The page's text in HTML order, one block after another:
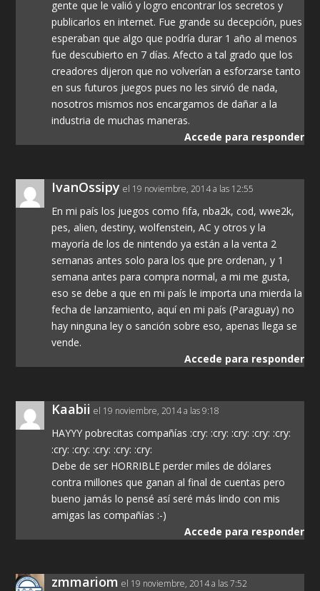
gente que le valió y logro encontrar los secretos y
publicarlos en internet. Fue grande su decepción, pues
esperaban que algo que podría durar 1 año al menos
fue descubierto en 7 días. Afecto a tal grado que los
creadores dijeron que no volverían a esforzarse tanto
en sus futuros juegos pues no les sirvió de nada,
nosotros mismos nos encargamos de dañar a la
industria de muchas maneras.
Accede para responder
IvanOssipy el 19 noviembre, 2014 a las 12:55
En mi país los juegos como fifa, nba2k, cod, wwe2k,
pes, alien, destiny, wolfenstein, AC y otros y la
mayoría de los de nintendo ya están a la venta 2
semanas antes solo para los que pre ordenan, y 1
semana antes para compra normal, a mi me gusta,
eso se debe a que en mi país le importa una mierda la
fecha de lanzamiento, aquí en mi país (Paraguay) no
hay ninguna ley o sanción sobre eso, apenas llega se
vende.
Accede para responder
Kaabii el 19 noviembre, 2014 a las 9:18
HAYYY pobrecitas compañías :cry: :cry: :cry: :cry: :cry:
:cry: :cry: :cry: :cry: :cry:
Debe de ser HORRIBLE perder miles de dólares
contra millones que ganan al final de cuentas pero
bueno jamás lo pensé así seré más lindo con mis
amigas las compañías :-)
Accede para responder
zmmariom el 19 noviembre, 2014 a las 7:52